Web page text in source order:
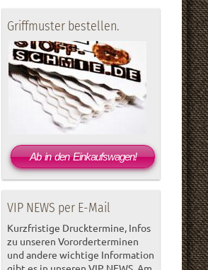
Griffmuster bestellen.
Ab in den Einkaufswagen!
VIP NEWS per E-Mail
Kurzfristige Drucktermine, Infos
zu unseren Vororderterminen
und andere wichtige Information